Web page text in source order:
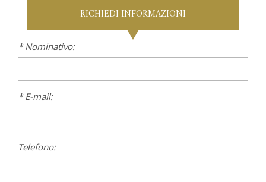
RICHIEDI INFORMAZIONI
* Nominativo:
* E-mail:
Telefono: